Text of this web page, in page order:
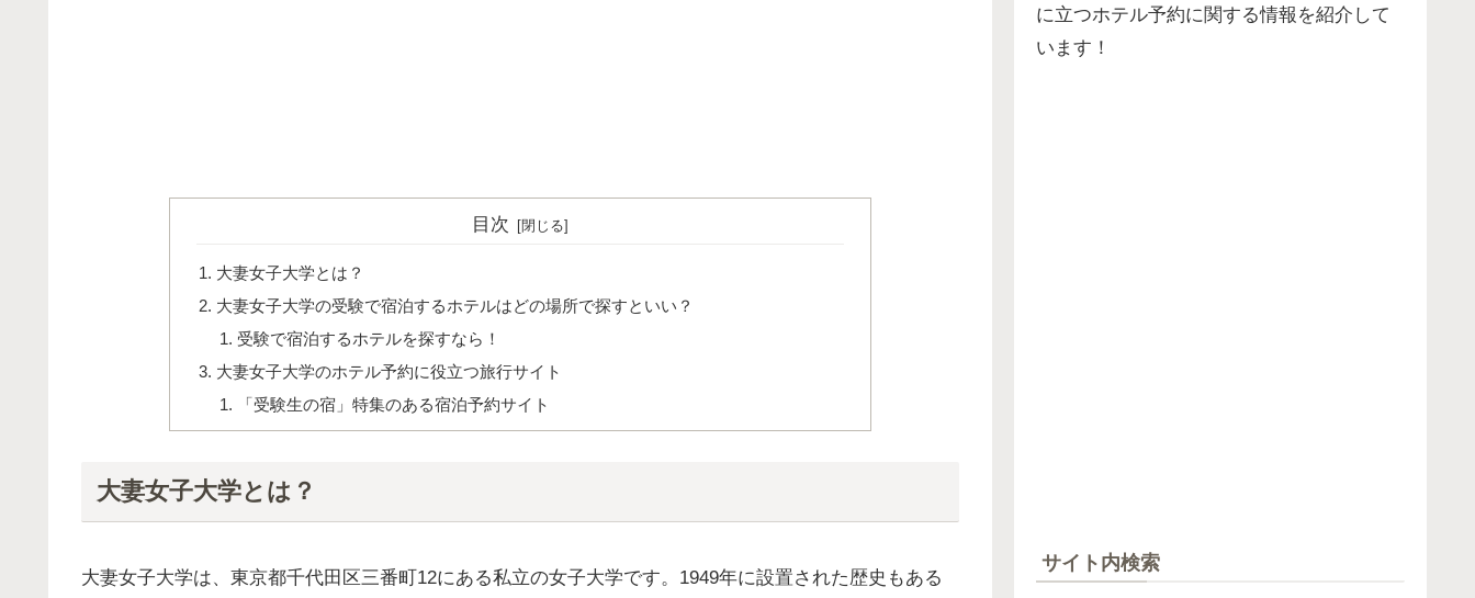
目次
大妻女子大学とは？
大妻女子大学の受験で宿泊するホテルはどの場所で探すといい？
受験で宿泊するホテルを探すなら！
大妻女子大学のホテル予約に役立つ旅行サイト
「受験生の宿」特集のある宿泊予約サイト
大妻女子大学とは？
大妻女子大学は、東京都千代田区三番町12にある私立の女子大学です。1949年に設置された歴史もある
に立つホテル予約に関する情報を紹介して
います！
サイト内検索